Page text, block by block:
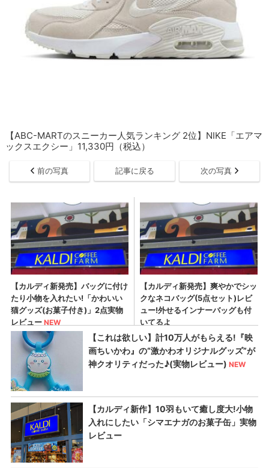
【ABC-MARTのスニーカー人気ランキング 2位】NIKE「エアマ
ックスエクシー」11,330円（税込）
前の写真 記事に戻る 次の写真